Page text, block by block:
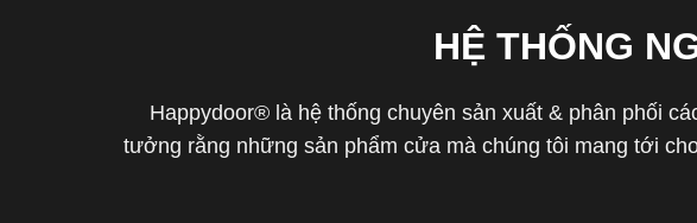
HỆ THỐNG
Happydoor® là hệ thống chuyên sản xuất & phân phối
tưởng rằng những sản phẩm cửa mà chúng tôi mang tới